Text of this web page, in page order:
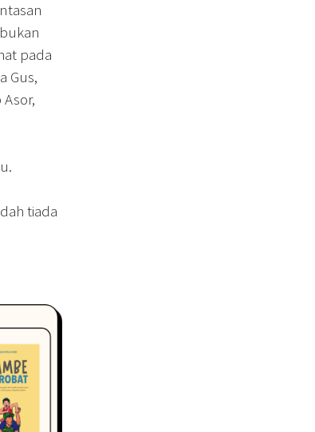
pada
Gus,
tiada